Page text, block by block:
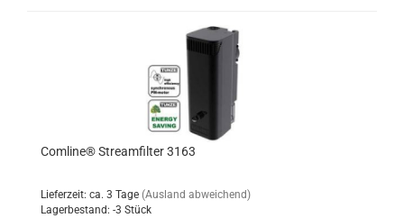
Comline® Streamfilter 3163
Lieferzeit: ca. 3 Tage (Ausland abweichend)
Lagerbestand: -3 Stück